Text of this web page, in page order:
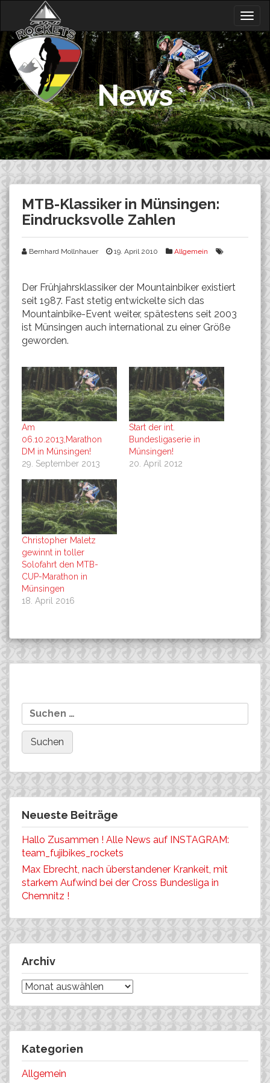
content
News
MTB-Klassiker in Münsingen:
Eindrucksvolle Zahlen
Bernhard Mollnhauer 19. April 2010 Allgemein
Der Frühjahrsklassiker der Mountainbiker existiert
seit 1987. Fast stetig entwickelte sich das
Mountainbike-Event weiter, spätestens seit 2003
ist Münsingen auch international zu einer Größe
geworden.
Am
06.10.2013,Marathon
DM in Münsingen!
29. September 2013
Start der int.
Bundesligaserie in
Münsingen!
20. April 2012
Christopher Maletz
gewinnt in toller
Solofahrt den MTB-
CUP-Marathon in
Münsingen
18. April 2016
Neueste Beiträge
Hallo Zusammen ! Alle News auf INSTAGRAM:
team_fujibikes_rockets
Max Ebrecht, nach überstandener Krankeit, mit
starkem Aufwind bei der Cross Bundesliga in
Chemnitz !
Archiv
Archiv
Kategorien
Allgemein